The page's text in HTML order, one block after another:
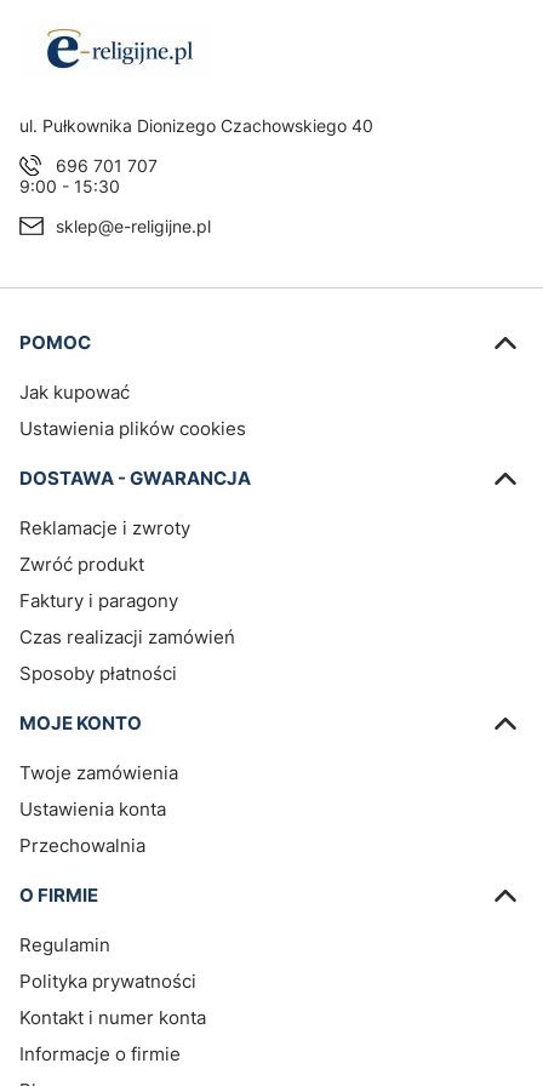
Adres:
ul. Pułkownika Dionizego Czachowskiego 40
696 701 707
9:00 - 15:30
sklep@e-religijne.pl
Linki w stopce
POMOC
Jak kupować
Ustawienia plików cookies
DOSTAWA - GWARANCJA
Reklamacje i zwroty
Zwróć produkt
Faktury i paragony
Czas realizacji zamówień
Sposoby płatności
MOJE KONTO
Twoje zamówienia
Ustawienia konta
Przechowalnia
O FIRMIE
Regulamin
Polityka prywatności
Kontakt i numer konta
Informacje o firmie